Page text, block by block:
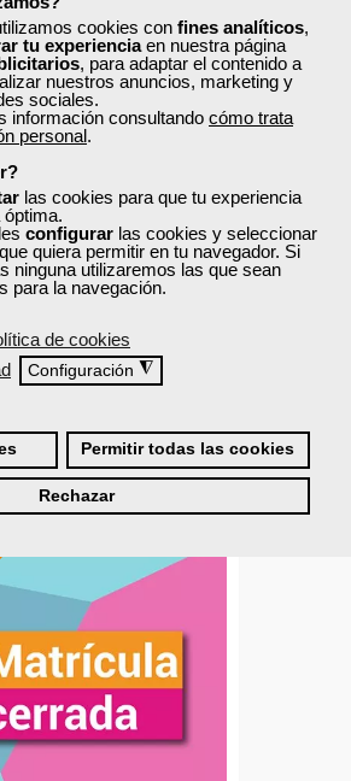
cookies con fines analíticos,
tu experienciaen nuestra página
, para adaptar el contenido a
nuestros anuncios, marketing y
sociales.
información consultando cómo trata
personal.
las cookies para que tu experiencia
configurar las cookies y seleccionar
quiera permitir en tu navegador. Si
ninguna utilizaremos las que sean
para la navegación.
de cookies
Configuración ◮
Permitir todas las cookies
Rechazar
Cursos Femxa
emocional
Curso Gratuito
Online (toda España)
6 727